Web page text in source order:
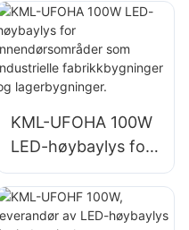
reparasjonsverkste
der og
lagerbygninger.
KML-UFOHA 100W
LED-høybaylys for
innendørsområder
som industrielle
fabrikkbygninger